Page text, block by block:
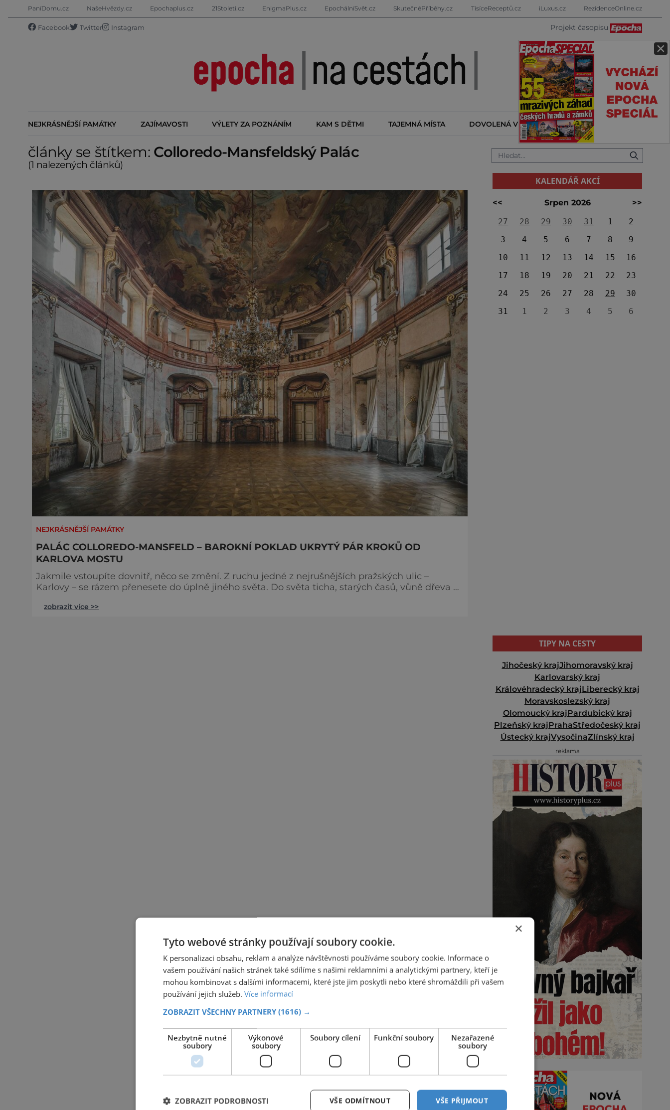
×
PaníDomu.cz NašeHvězdy.cz Epochaplus.cz 21Stoleti.cz EnigmaPlus.cz EpochálníSvět.cz SkutečnéPříběhy.cz TisíceReceptů.cz iLuxus.cz RezidenceOnline.cz
Facebook Twitter Instagram Projekt časopisu
NEJKRÁSNĚJŠÍ PAMÁTKY ZAJÍMAVOSTI VÝLETY ZA POZNÁNÍM KAM S DĚTMI TAJEMNÁ MÍSTA DOVOLENÁ V ZAHRANIČÍ KALENDÁŘ AKCÍ
články se štítkem: Colloredo-Mansfeldský Palác
(1 nalezených článků)
NEJKRÁSNĚJŠÍ PAMÁTKY
PALÁC COLLOREDO-MANSFELD – BAROKNÍ POKLAD UKRYTÝ PÁR KROKŮ OD
KARLOVA MOSTU
Jakmile vstoupíte dovnitř, něco se změní. Z ruchu jedné z nejrušnějších pražských ulic –
Karlovy – se rázem přenesete do úplně jiného světa. Do světa ticha, starých časů, vůně dřeva a
tak tiše a přirozeně, že nebudete mít pocit, že jste právě vkročili do galerie nebo historické
zobrazit více >>
KALENDÁŘ AKCÍ
<< Srpen 2026
>>
27
28 29 30 31 1
2
3
4 5 6 7 8
9
10
11 12 13 14 15
16
17
18 19 20 21 22
23
24
25 26 27 28 29
30
31
1 2 3 4 5 6
TIPY NA CESTY
Jihočeský krajJihomoravský kraj
Karlovarský kraj
Královéhradecký krajLiberecký kraj
Moravskoslezský kraj
Olomoucký krajPardubický kraj
Plzeňský krajPrahaStředočeský kraj
Ústecký krajVysočinaZlínský kraj
reklama
×
Tyto webové stránky používají soubory cookie.
K personalizaci obsahu, reklam a analýze návštěvnosti používáme soubory cookie. Informace o
vašem používání našich stránek také sdílíme s našimi reklamními a analytickými partnery, kteří je
mohou kombinovat s dalšími informacemi, které jste jim poskytli nebo které shromáždili při vašem
používání jejich služeb. Více informací
ZOBRAZIT VŠECHNY PARTNERY (1616) →
Nezbytně nutné
soubory
Výkonové
soubory
Soubory cílení Funkční soubory
Nezařazené
soubory
VŠE PŘIJMOUT
VŠE ODMÍTNOUT
ZOBRAZIT PODROBNOSTI